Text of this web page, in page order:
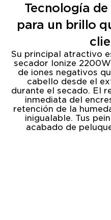
Tecnología
para un brillo
Su principal atractivo
secador Ionize
de iones negativos
cabello desde el
durante el secado. El
inmediata del
retención de la
inigualable. Tus
acabado de